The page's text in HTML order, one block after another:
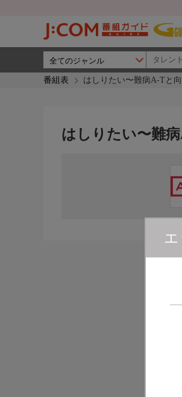
番組表 はしりたい〜難病A-Tと
はしりたい〜難